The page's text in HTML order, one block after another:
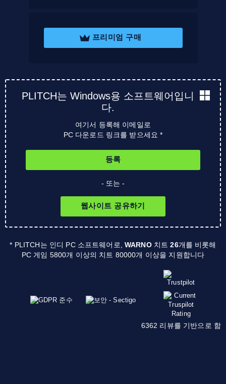
프리미엄 구매
PLITCH는 Windows용 소프트웨어입니
다.
여기서 등록해 이메일로
PC 다운로드 링크를 받으세요 *
등록
- 또는 -
웹사이트 공유하기
* PLITCH는 인디 PC 소프트웨어로,WARNO치트26개를 비롯해
PC 게임 5800개 이상의 치트 80000개 이상을 지원합니다
6362 리뷰를 기반으로 함